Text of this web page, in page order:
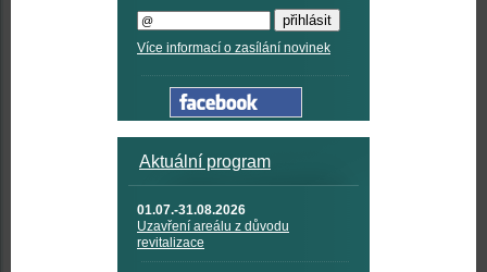
Více informací o zasílání novinek
Aktuální program
01.07.-31.08.2026
Uzavření areálu z důvodu
revitalizace